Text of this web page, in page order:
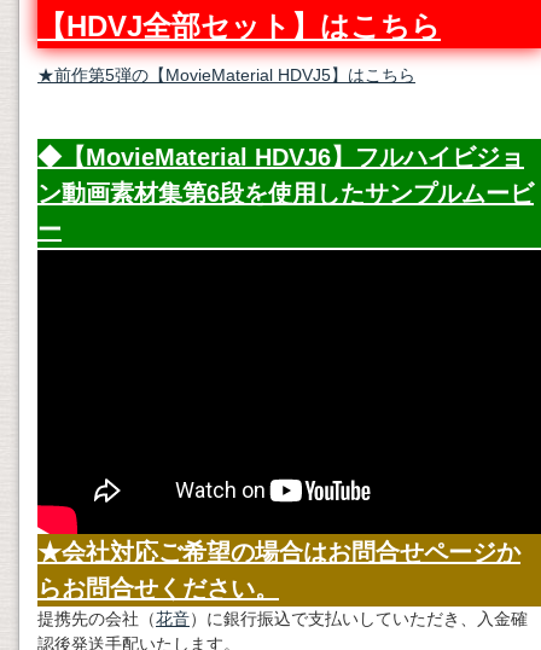
【HDVJ全部セット】はこちら
★前作第5弾の【MovieMaterial HDVJ5】はこちら
◆【MovieMaterial HDVJ6】フルハイビジョ
ン動画素材集第6段を使用したサンプルムービ
ー
★会社対応ご希望の場合はお問合せページか
らお問合せください。
提携先の会社（花音）に銀行振込で支払いしていただき、入金確
認後発送手配いたします。